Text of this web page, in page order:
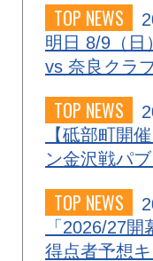
TOP NEWS
明日 8/9（日
vs 奈良クラ
TOP NEWS
【砥部町開
ン金沢戦パ
TOP NEWS
「2026/27
得点者予想